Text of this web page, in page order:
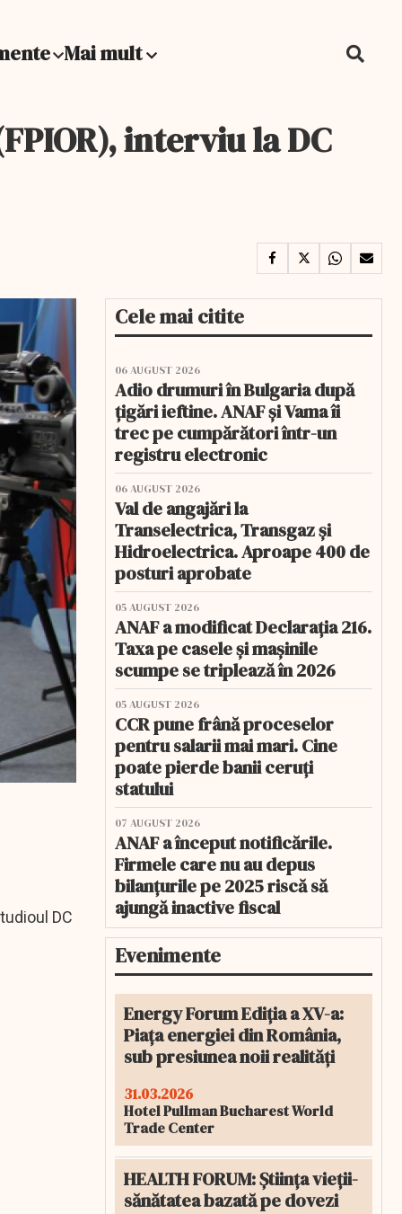
Mai mult
interviu la DC
DC
Cele mai citite
06 AUGUST 2026
Adio drumuri în Bulgaria după
țigări ieftine. ANAF și Vama îi
trec pe cumpărători într-un
registru electronic
06 AUGUST 2026
Val de angajări la
Transelectrica, Transgaz și
Hidroelectrica. Aproape 400 de
posturi aprobate
05 AUGUST 2026
ANAF a modificat Declarația 216.
Taxa pe casele și mașinile
scumpe se triplează în 2026
05 AUGUST 2026
CCR pune frână proceselor
pentru salarii mai mari. Cine
poate pierde banii ceruți
statului
07 AUGUST 2026
ANAF a început notificările.
Firmele care nu au depus
bilanțurile pe 2025 riscă să
ajungă inactive fiscal
Evenimente
Energy Forum Ediția a XV-a:
Piața energiei din România,
sub presiunea noii realități
31.03.2026
Hotel Pullman Bucharest World
Trade Center
HEALTH FORUM: Știința vieții-
sănătatea bazată pe dovezi